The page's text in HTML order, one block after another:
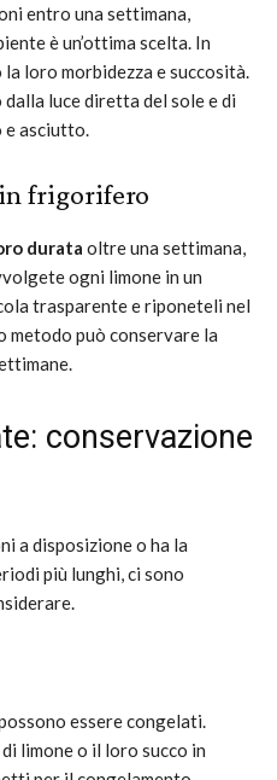
entro una settimana,
è un’ottima scelta. In
loro morbidezza e succosità.
luce diretta del sole e di
e asciutto.
frigorifero
durata oltre una settimana,
ogni limone in un
trasparente e riponeteli nel
metodo può conservare la
conservazione
a disposizione o ha la
più lunghi, ci sono
essere congelati.
limone o il loro succo in